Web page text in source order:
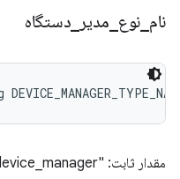
نام نوع مدیر دستگاه
مقدار ثابت: "device_manager"